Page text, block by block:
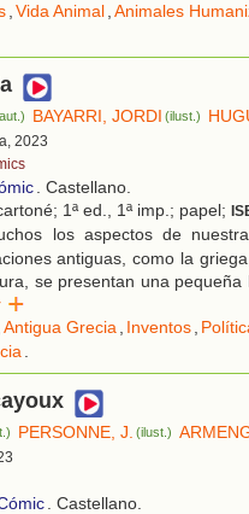
,Vida Animal,Animales
BAYARRI, JORDI (ilust.)
2023
. Castellano.
1ª ed., 1ª imp.; papel;
los aspectos de
antiguas, como la
se presentan una
Antigua Grecia, Inventos,
.
PERSONNE, J. (ilust.)
. Castellano.